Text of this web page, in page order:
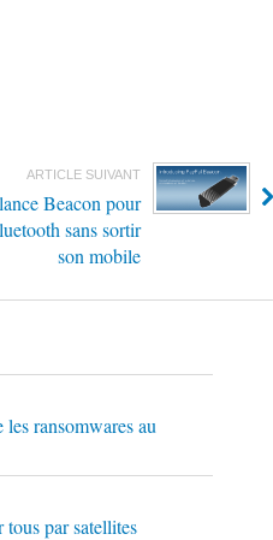
ARTICLE SUIVANT
Beacon pour
sans sortir
son mobile
ransomwares au
par satellites